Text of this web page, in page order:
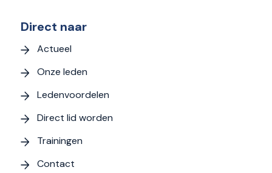
Direct naar
Actueel
Onze leden
Ledenvoordelen
Direct lid worden
Trainingen
Contact